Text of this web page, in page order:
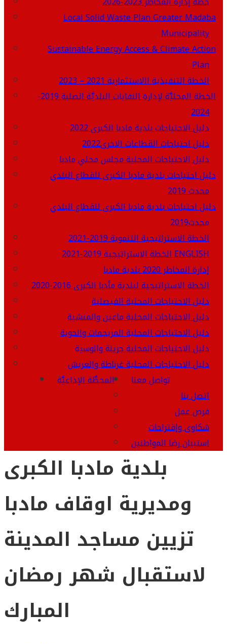
Local Solid Waste Plan Greater Madaba
Municipality
Sustainable Energy Access & Climate Action
Plan
الخطة التنفيذية االاستثمارية 2021 – 2023
الخطة المحليَّة لإدارة النفايات البلديَّة الصلبة 2019-
2024
دليل الاحتياجات بلدية مادبا الكبرى 2022
دليل احتياجات القطاعات الاخرى2022
دليل الاحتياجات المحلية مجلس محلي مادبا
دليل احتياجات بلدية مادبا الكبرى للقطاع البلدي
محدث 2019
دليل احتياجات بلدية مادبا الكبرى للقطاع البلدي
محدث2019
الخطة الاستراتيجية التنموية 2019-2021
الخطة الاستراتيجية 2019-2021 ENGLISH
إدارة المخاطر 2020 بلدية مادبا
الخطة الاستراتيجية لبلدية مأدبا الكبرى 2016-2020
دليل الاحتياجات المحلية الفيصلية
دليل الاحتياجات المحلية ماعين والمنشية
دليل الاحتياجات المحلية المريجمات والحوية
دليل الاحتياجات المحلية جرينة والوسية
دليل الاحتياجات المحلية غرناطة والعريش
تواصل معنا
اتصل بنا
فرص عمل
شكاوى وإقتراحات
استبيان رضا المواطنين
المحطَّة الإذاعيَّة
بلدية مادبا الكبرى
ومديرية اوقاف مادبا
تزيين مساجد المدينة
لاستقبال شهر رمضان
المبارك